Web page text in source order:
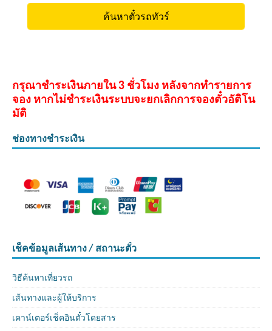
กรุณาชำระเงินภายใน 3 ชั่วโมง หลังจากทำรายการ
จอง หากไม่ชำระเงินระบบจะยกเลิกการจองตั๋วอัติโน
มัติ
ช่องทางชำระเงิน
เช็คข้อมูลเส้นทาง / สถานะตั๋ว
วิธีค้นหาเที่ยวรถ
เส้นทางและผู้ให้บริการ
เคาน์เตอร์เช็คอินตั๋วโดยสาร